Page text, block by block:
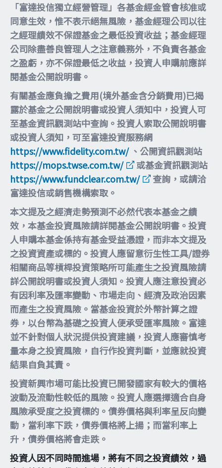
「富達投信獨立經營管理」各基金經金管會核准或
同意生效，惟不表示絕無風險，基金經理公司以往
之經理績效不保證基金之最低投資收益；基金經理
公司除盡善良管理人之注意義務外，不負責各基金
之盈虧，亦不保證最低之收益，投資人申購前應詳
閱基金公開說明書。
有關基金應負擔之費用(境外基金含分銷費用)已揭
露於基金之公開說明書或投資人須知中，投資人可
至基金資訊觀測站中查詢。投資人索取公開說明書
或投資人須知，可至富達投資服務網
https://www.fidelity.com.tw/、公開資訊觀測站
https://mops.twse.com.tw/
或基金資訊觀測站
https://www.fundclear.com.tw/
查詢，或請洽
富達投信或銷售機構索取。
本文提及之經濟走勢預測不必然代表本基金之績
效，本基金投資風險請詳閱基金公開說明書。投資
人申購本基金係持有基金受益憑證，而非本文提及
之投資資產或標的。投資人應留意衍生性工具/證券
相關商品等槓桿投資策略所可能產生之投資風險請
詳公開說明書或投資人須知。投資人應注意投資必
有因利率及匯率變動、市場走向、經濟及政治因素
而產生之投資風險。當基金投資於外幣計算之證
券，以台幣為基礎之投資人便承受匯率風險。富達
並不針對個人狀況提供投資建議，投資人應審慎考
量本身之投資風險，自行作投資判斷，並應就投資
結果自負其責。
投資新興市場可能比投資已開發國家有較大的價格
波動及流動性較低的風險。投資人應選擇適合自身
風險承受度之投資標的。債券價格與利率呈反向變
動，當利率下跌，債券價格將上揚；而當利率上
升，債券價格將會走跌。
投資人因不同時間進場，將有不同之投資績效，過